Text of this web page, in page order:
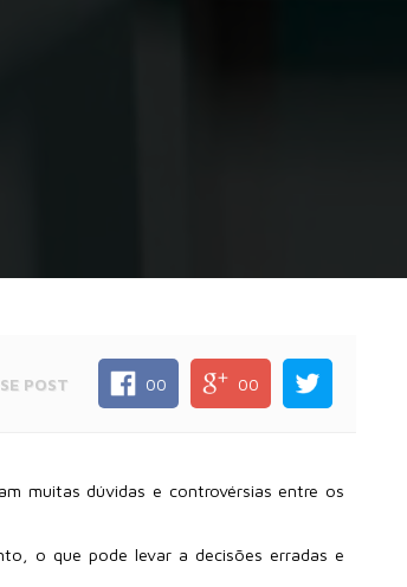
POST 00 00
muitas dúvidas e controvérsias entre os
o que pode levar a decisões erradas e